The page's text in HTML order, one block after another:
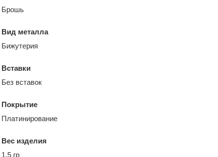
Брошь
Вид металла
Бижутерия
Вставки
Без вставок
Покрытие
Платинирование
Вес изделия
1.5 гр